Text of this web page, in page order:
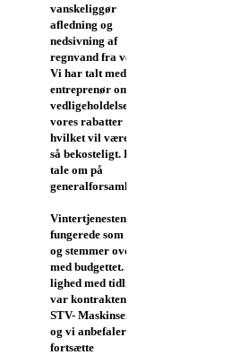
vanskeliggør
afledning og
nedsivning af
regnvand fra vejen.
Vi har talt med en
entreprenør om
vedligeholdelse af
vores rabatter
hvilket vil være ret
så bekosteligt. Lad os
tale om på
generalforsamlingen.
Vintertjenesten
fungerede som aftalt
og stemmer overens
med budgettet. I
lighed med tidligere
var kontrakten med
STV- Maskinservice,
og vi anbefaler at
fortsætte